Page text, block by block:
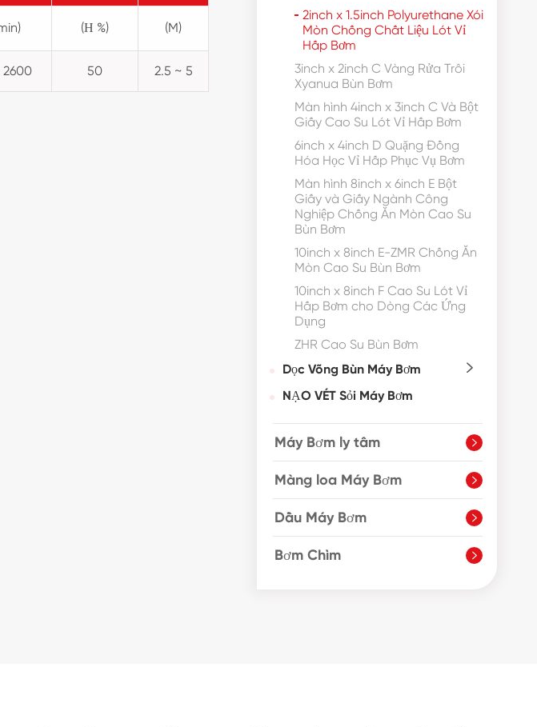
(Η %) (M)
2600 50 2.5 ~ 5
2inch x 1.5inch Polyurethane Xói
Mòn Chống Chất Liệu Lót Vỉ
Hấp Bơm
3inch x 2inch C Vàng Rửa Trôi
Xyanua Bùn Bơm
Màn hình 4inch x 3inch C Và Bột
Giấy Cao Su Lót Vỉ Hấp Bơm
6inch x 4inch D Quặng Đồng
Hóa Học Vỉ Hấp Phục Vụ Bơm
Màn hình 8inch x 6inch E Bột
Giấy và Giấy Ngành Công
Nghiệp Chống Ăn Mòn Cao Su
Bùn Bơm
10inch x 8inch E-ZMR Chống Ăn
Mòn Cao Su Bùn Bơm
10inch x 8inch F Cao Su Lót Vỉ
Hấp Bơm cho Dòng Các Ứng
Dụng
ZHR Cao Su Bùn Bơm
Dọc Võng Bùn Máy Bơm

NẠO VÉT Sỏi Máy Bơm
Máy Bơm ly tâm 
Màng loa Máy Bơm 
Dầu Máy Bơm 
Bơm Chìm 